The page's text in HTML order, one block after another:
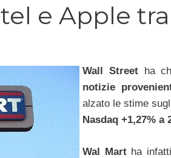
e Apple
Wall Streetha
notizie
alzato le stime
Nasdaq +1,27% a
Wal Martha infatti